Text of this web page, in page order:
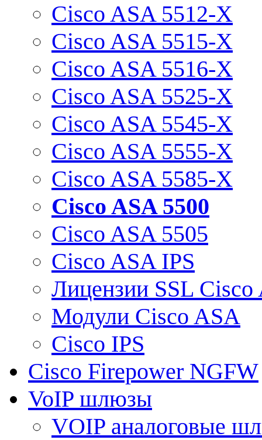
Cisco ASA 5512-X
Cisco ASA 5515-X
Cisco ASA 5516-X
Cisco ASA 5525-X
Cisco ASA 5545-X
Cisco ASA 5555-X
Cisco ASA 5585-X
Cisco ASA 5500
Cisco ASA 5505
Cisco ASA IPS
Лицензии SSL Cisco
Модули Cisco ASA
Cisco IPS
Cisco Firepower NGFW
VoIP шлюзы
VOIP аналоговые